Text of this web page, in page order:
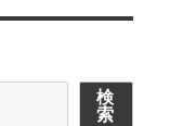
検
索